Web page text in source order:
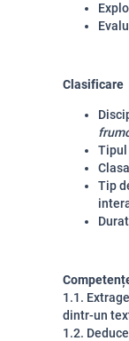
Clasificare
Tip
1.1.
dintr-un
1.2.